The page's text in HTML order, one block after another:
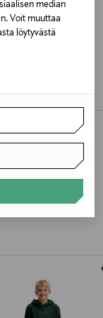
median
Voit muuttaa
löytyvästä